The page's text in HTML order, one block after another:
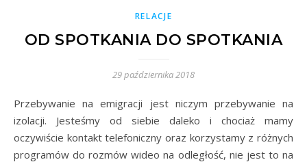
RELACJE
OD SPOTKANIA DO SPOTKANIA
29 października 2018
Przebywanie na emigracji jest niczym przebywanie na
izolacji. Jesteśmy od siebie daleko i chociaż mamy
oczywiście kontakt telefoniczny oraz korzystamy z różnych
programów do rozmów wideo na odległość, nie jest to na